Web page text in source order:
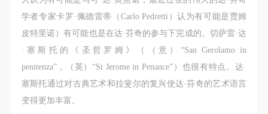
学者专家卡罗·佩德雷蒂（Carlo Pedretti）认为有可能是贾姆
皮特里诺）有可能也是在达·芬奇的参与下完成的。切萨雷·达
·塞斯托的《圣哲罗姆》（（意）“San Gerolamo in
penitenza”，（英）“St Jerome in Penance”）也很有特点。达·
塞斯托通过对古典艺术和拉斐尔的复兴使达·芬奇的艺术语言
变得更加丰富。
参与活动者在参与活动时应当在美术馆工作人员及活
动导师、教师指导下进行，并正确的使用活动中所涉
及到的绘画工具、创作材料及配套设备、设施，若参
与者因个人原因在使用相应绘画工具、创作材料及配
套设备、设施造成个人受伤、伤害他人及造成相应工
具、材料、设备或设施的故障或损坏。参与活动者应
当承当相应的全部责任，并主动赔偿相应的经济损
参与活动者在参与活动时应当在美术馆工作人员及活
动导师、教师指导下进行，并正确的使用活动中所涉
及到的绘画工具、创作材料及配套设备、设施，若参
与者因个人原因在使用相应绘画工具、创作材料及配
套设备、设施造成个人受伤、伤害他人及造成相应工
具、材料、设备或设施的故障或损坏。参与活动者应
当承当相应的全部责任，并主动赔偿相应的经济损
参与活动者在参与活动时应当在美术馆工作人员及活
动导师、教师指导下进行，并正确的使用活动中所涉
及到的绘画工具、创作材料及配套设备、设施，若参
与者因个人原因在使用相应绘画工具、创作材料及配
套设备、设施造成个人受伤、伤害他人及造成相应工
具、材料、设备或设施的故障或损坏。参与活动者应
当承当相应的全部责任，并主动赔偿相应的经济损
验证码
登录